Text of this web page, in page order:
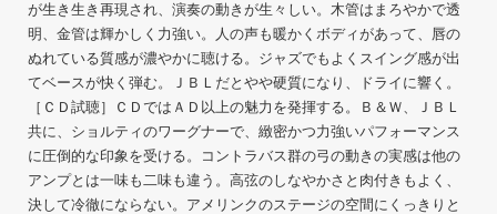
が生き生き再現され、演奏の動きが生々しい。木管はまろやかで透
明、金管は輝かしく力強い。人の声も暖かくボディがあって、唇の
ぬれている質感が濃やかに聴ける。ジャズでもよくスイング感が出
てベースが快く弾む。ＪＢＬだとやや硬質になり、ドライに響く。
［ＣＤ試聴］ＣＤではＡＤ以上の魅力を発揮する。Ｂ＆Ｗ、ＪＢＬ
共に、ショルティのワーグナーで、緻密かつ力強いパフォーマンス
に圧倒的な印象を受ける。コントラバス群の弓の動きの実感は他の
アンプとは一味も二味も違う。高弦のしなやかさと肉付きもよく、
決して冷徹にならない。アメリンクのステージの空間にくっきりと